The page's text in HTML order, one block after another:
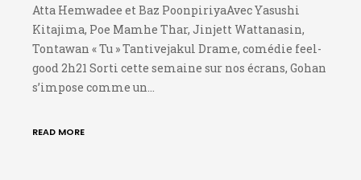
Atta Hemwadee et Baz PoonpiriyaAvec Yasushi
Kitajima, Poe Mamhe Thar, Jinjett Wattanasin,
Tontawan « Tu » Tantivejakul Drame, comédie feel-
good 2h21 Sorti cette semaine sur nos écrans, Gohan
s’impose comme un…
READ MORE